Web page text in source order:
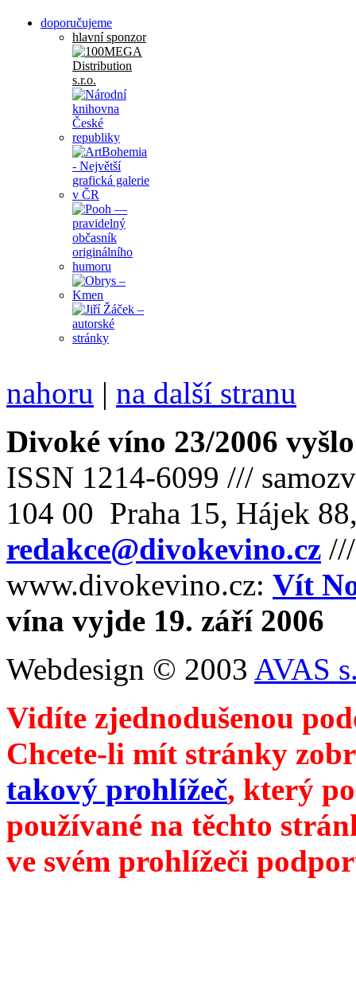
doporučujeme
hlavní sponzor
nahoru | na další stranu
Divoké víno 23/2006
ISSN 1214-6099 ///
104 00 Praha 15, Hájek
redakce@divokevino.cz
www.divokevino.cz: Vít
vína vyjde 19. září 2006
Webdesign © 2003 AVAS
Vidíte zjednodušenou
Chcete-li mít stránky
takový prohlížeč, který
používané na těchto
ve svém prohlížeči